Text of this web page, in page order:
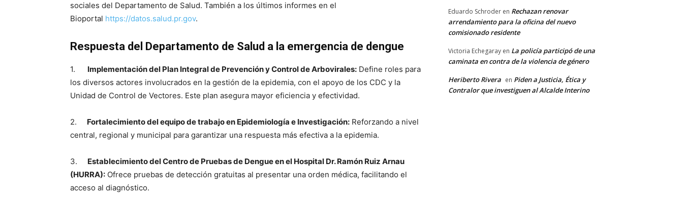
sociales del Departamento de Salud. También a los últimos informes en el
Bioportal https://datos.salud.pr.gov.
Respuesta del Departamento de Salud a la emergencia de dengue
1. Implementación del Plan Integral de Prevención y Control de Arbovirales: Define roles para
los diversos actores involucrados en la gestión de la epidemia, con el apoyo de los CDC y la
Unidad de Control de Vectores. Este plan asegura mayor eficiencia y efectividad.
2. Fortalecimiento del equipo de trabajo en Epidemiología e Investigación: Reforzando a nivel
central, regional y municipal para garantizar una respuesta más efectiva a la epidemia.
3. Establecimiento del Centro de Pruebas de Dengue en el Hospital Dr. Ramón Ruiz Arnau
(HURRA): Ofrece pruebas de detección gratuitas al presentar una orden médica, facilitando el
acceso al diagnóstico.
Eduardo Schroder en Rechazan renovar
arrendamiento para la oficina del nuevo
comisionado residente
Victoria Echegaray en La policía participó de una
caminata en contra de la violencia de género
Heriberto Rivera en Piden a Justicia, Ética y
Contralor que investiguen al Alcalde Interino